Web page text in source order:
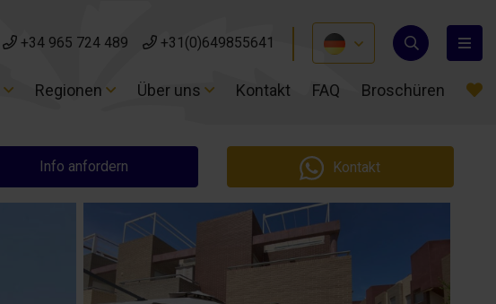
+34 965 724 489 +31(0)649855641
Regionen Über uns Kontakt FAQ Broschüren
+34 965 724 489 +31(0)649855641
Regionen Über uns Kontakt FAQ Broschüren
Info anfordern Kontakt